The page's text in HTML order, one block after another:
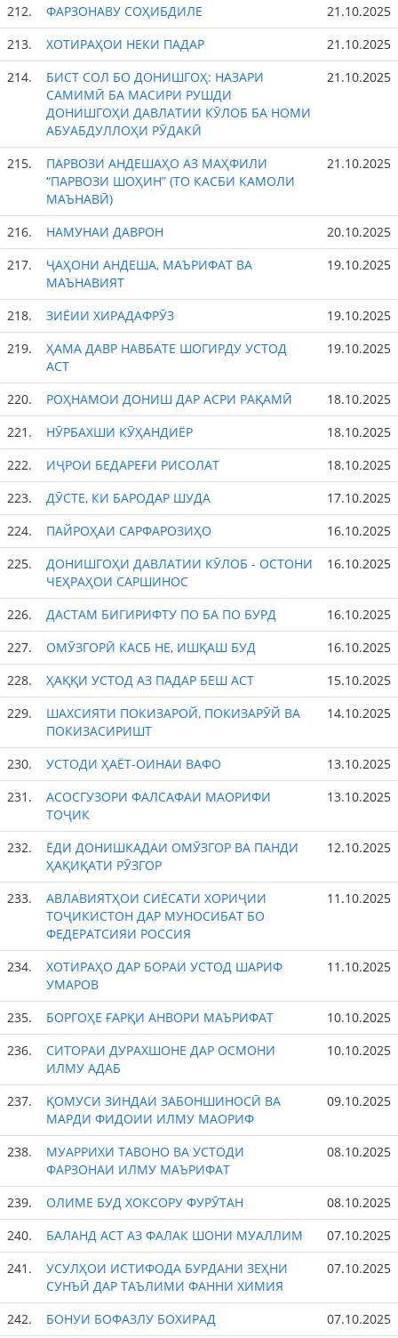
212.
ФАРЗОНАВУ СОҲИБДИЛЕ
21.10.2025
213.
ХОТИРАҲОИ НЕКИ ПАДАР
21.10.2025
214.
БИСТ СОЛ БО ДОНИШГОҲ: НАЗАРИ
САМИМӢ БА МАСИРИ РУШДИ
ДОНИШГОҲИ ДАВЛАТИИ КӮЛОБ БА НОМИ
АБУАБДУЛЛОҲИ РӮДАКӢ
21.10.2025
215.
ПАРВОЗИ АНДЕШАҲО АЗ МАҲФИЛИ
“ПАРВОЗИ ШОҲИН” (ТО КАСБИ КАМОЛИ
МАЪНАВӢ)
21.10.2025
216. НАМУНАИ ДАВРОН
20.10.2025
217.
ҶАҲОНИ АНДЕША, МАЪРИФАТ ВА
МАЪНАВИЯТ
19.10.2025
218. ЗИЁИИ ХИРАДАФРӮЗ
19.10.2025
219.
ҲАМА ДАВР НАВБАТЕ ШОГИРДУ УСТОД
АСТ
19.10.2025
220. РОҲНАМОИ ДОНИШ ДАР АСРИ РАҚАМӢ
18.10.2025
221.
НӮРБАХШИ КӮҲАНДИЁР
18.10.2025
222.
ИҶРОИ БЕДАРЕҒИ РИСОЛАТ
18.10.2025
223.
ДӮСТЕ, КИ БАРОДАР ШУДА
17.10.2025
224.
ПАЙРОҲАИ САРФАРОЗИҲО
16.10.2025
225.
ДОНИШГОҲИ ДАВЛАТИИ КӮЛОБ - ОСТОНИ
ЧЕҲРАҲОИ САРШИНОС
16.10.2025
226. ДАСТАМ БИГИРИФТУ ПО БА ПО БУРД
16.10.2025
227.
ОМӮЗГОРӢ КАСБ НЕ, ИШҚАШ БУД
16.10.2025
228.
ҲАҚҚИ УСТОД АЗ ПАДАР БЕШ АСТ
15.10.2025
229.
ШАХСИЯТИ ПОКИЗАРОЙ, ПОКИЗАРӮЙ ВА
ПОКИЗАСИРИШТ
14.10.2025
230. УСТОДИ ҲАЁТ-ОИНАИ ВАФО
13.10.2025
231.
АСОСГУЗОРИ ФАЛСАФАИ МАОРИФИ
ТОҶИК
13.10.2025
232.
ЁДИ ДОНИШКАДАИ ОМӮЗГОР ВА ПАНДИ
ҲАҚИҚАТИ РӮЗГОР
12.10.2025
233.
АВЛАВИЯТҲОИ СИЁСАТИ ХОРИҶИИ
ТОҶИКИСТОН ДАР МУНОСИБАТ БО
ФЕДЕРАТСИЯИ РОССИЯ
11.10.2025
234.
ХОТИРАҲО ДАР БОРАИ УСТОД ШАРИФ
УМАРОВ
11.10.2025
235. БОРГОҲЕ ҒАРҚИ АНВОРИ МАЪРИФАТ
10.10.2025
236.
СИТОРАИ ДУРАХШОНЕ ДАР ОСМОНИ
ИЛМУ АДАБ
10.10.2025
237.
ҚОМУСИ ЗИНДАИ ЗАБОНШИНОСӢ ВА
МАРДИ ФИДОИИ ИЛМУ МАОРИФ
09.10.2025
238.
МУАРРИХИ ТАВОНО ВА УСТОДИ
ФАРЗОНАИ ИЛМУ МАЪРИФАТ
08.10.2025
239. ОЛИМЕ БУД ХОКСОРУ ФУРӮТАН
08.10.2025
240.
БАЛАНД АСТ АЗ ФАЛАК ШОНИ МУАЛЛИМ
07.10.2025
241.
УСУЛҲОИ ИСТИФОДА БУРДАНИ ЗЕҲНИ
СУНЪӢ ДАР ТАЪЛИМИ ФАННИ ХИМИЯ
07.10.2025
242. БОНУИ БОФАЗЛУ БОХИРАД
07.10.2025